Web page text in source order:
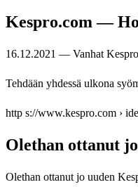
Kespro.com —
16.12.2021 — Vanhat
Tehdään yhdessä ulkona
http s://www.kespro.com ›
Olethan ottanut
Olethan ottanut jo uuden